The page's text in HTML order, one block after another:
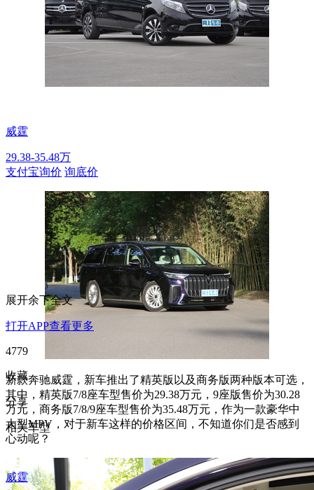
威霆
29.38-35.48万
支付宝询价 询底价
新款奔驰威霆，新车推出了精英版以及商务版两种版本可选，
其中，精英版7/8座车型售价为29.38万元，9座版售价为30.28
万元，商务版7/8/9座车型售价为35.48万元，作为一款豪华中
大型MPV，对于新车这样的价格区间，不知道你们是否感到
心动呢？
展开余下全文
打开APP查看更多
4779
收藏
分享
相关车型
威霆